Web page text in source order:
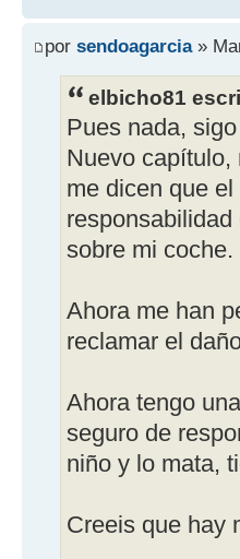
por sendoagarcia»
elbicho81
Pues nada,
Nuevo capítulo,
me dicen que
sobre mi coche.
Ahora me han
reclamar el
Ahora tengo
seguro de
niño y lo mata,
Creeis que hay